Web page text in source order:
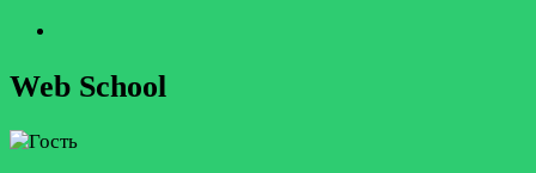
Web School